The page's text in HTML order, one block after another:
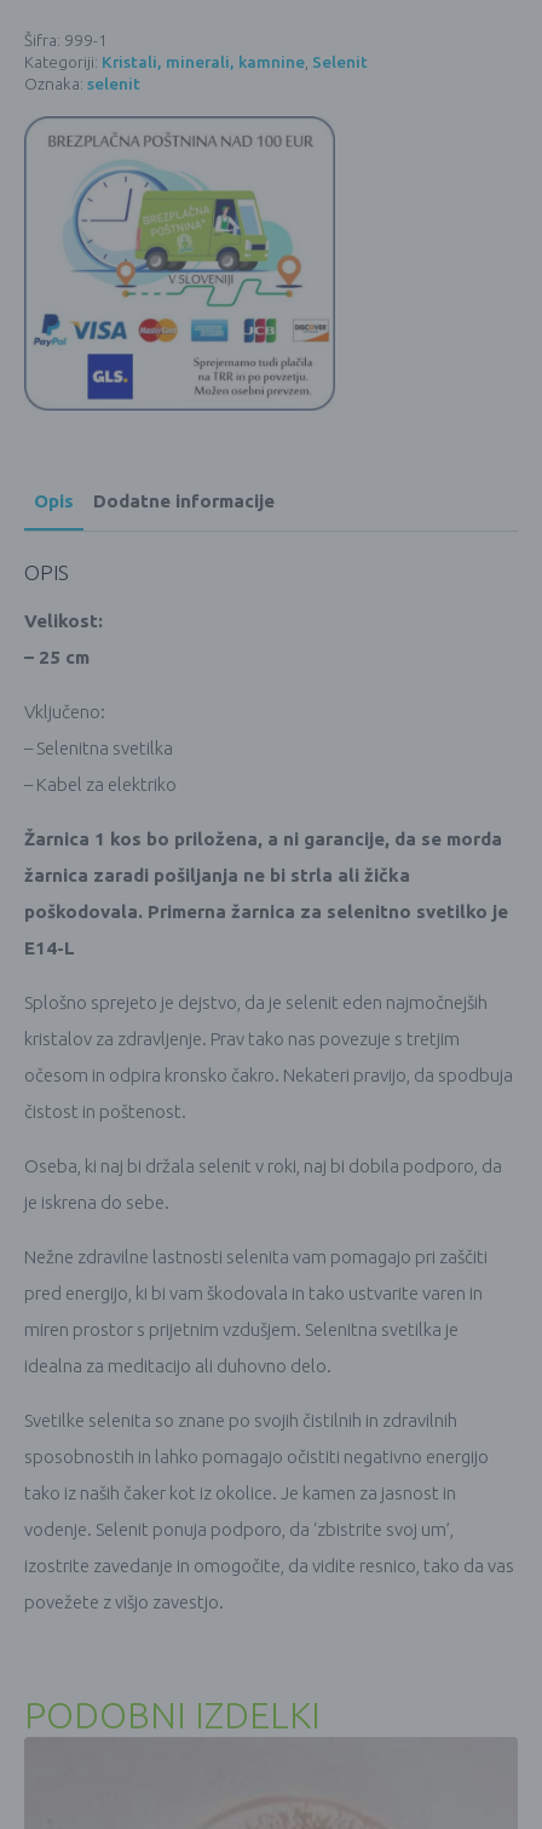
Šifra: 999-1
Kategoriji: Kristali, minerali, kamnine Selenit
Oznaka: selenit
Opis Dodatne informacije
OPIS
Velikost:
– 25 cm
Vključeno:
– Selenitna svetilka
– Kabel za elektriko
Žarnica 1 kos bo priložena, a ni garancije, da se morda
žarnica zaradi pošiljanja ne bi strla ali žička
poškodovala. Primerna žarnica za selenitno svetilko je
E14-L
Splošno sprejeto je dejstvo, da je selenit eden najmočnejših
kristalov za zdravljenje. Prav tako nas povezuje s tretjim
očesom in odpira kronsko čakro. Nekateri pravijo, da spodbuja
čistost in poštenost.
Oseba, ki naj bi držala selenit v roki, naj bi dobila podporo, da
je iskrena do sebe.
Nežne zdravilne lastnosti selenita vam pomagajo pri zaščiti
pred energijo, ki bi vam škodovala in tako ustvarite varen in
miren prostor s prijetnim vzdušjem. Selenitna svetilka je
idealna za meditacijo ali duhovno delo.
Svetilke selenita so znane po svojih čistilnih in zdravilnih
sposobnostih in lahko pomagajo očistiti negativno energijo
tako iz naših čaker kot iz okolice. Je kamen za jasnost in
vodenje. Selenit ponuja podporo, da ‘zbistrite svoj um’,
izostrite zavedanje in omogočite, da vidite resnico, tako da vas
povežete z višjo zavestjo.
PODOBNI IZDELKI